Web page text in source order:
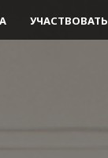
УЧАСТВОВАТЬ